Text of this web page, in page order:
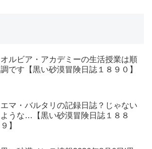
オルビア・アカデミーの生活授業は順
調です【黒い砂漠冒険日誌１８９０】
エマ・バルタリの記録日誌？じゃない
ような…【黒い砂漠冒険日誌１８８
９】